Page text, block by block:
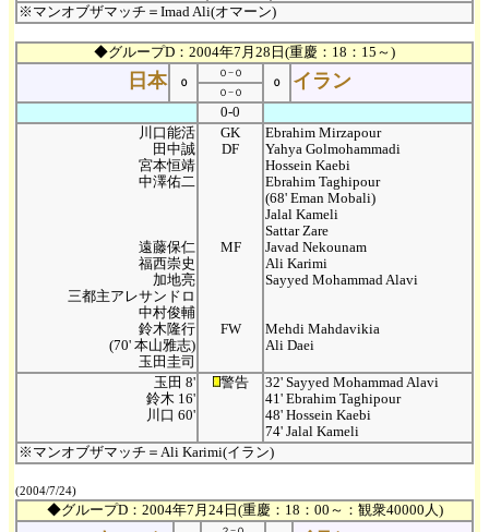
※マンオブザマッチ＝Imad Ali(オマーン)
◆グループD：2004年7月28日(重慶：18：15～)
日本 ０
０−０
０
イラン
０−０
0-0
川口能活
田中誠
宮本恒靖
中澤佑二
遠藤保仁
福西崇史
加地亮
三都主アレサンドロ
中村俊輔
鈴木隆行
(70' 本山雅志)
玉田圭司
GK
DF
MF
FW
Ebrahim Mirzapour
Yahya Golmohammadi
Hossein Kaebi
Ebrahim Taghipour
(68' Eman Mobali)
Jalal Kameli
Sattar Zare
Javad Nekounam
Ali Karimi
Sayyed Mohammad Alavi
Mehdi Mahdavikia
Ali Daei
玉田 8'
鈴木 16'
川口 60'
警告
32' Sayyed Mohammad Alavi
41' Ebrahim Taghipour
48' Hossein Kaebi
74' Jalal Kameli
※マンオブザマッチ＝Ali Karimi(イラン)
(2004/7/24)
◆グループD：2004年7月24日(重慶：18：00～：観衆40000人)